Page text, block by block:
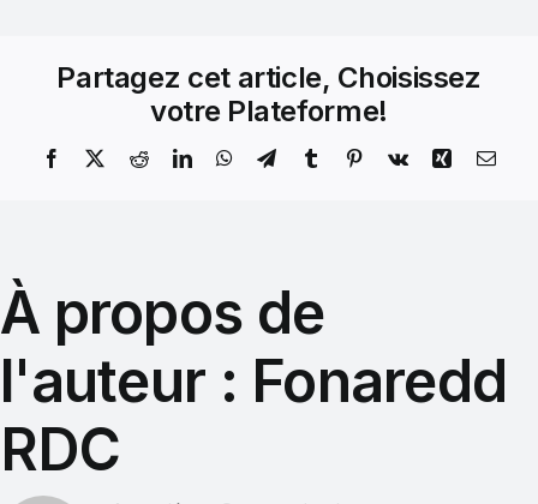
Partagez cet article, Choisissez
votre Plateforme!
À propos de
l'auteur : Fonaredd
RDC